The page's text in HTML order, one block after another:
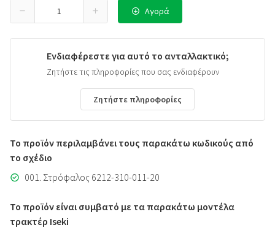
Αγορά
Ενδιαφέρεστε για αυτό το ανταλλακτικό;
Ζητήστε τις πληροφορίες που σας ενδιαφέρουν
Ζητήστε πληροφορίες
Το προϊόν περιλαμβάνει τους παρακάτω κωδικούς από
το σχέδιο
001. Στρόφαλος 6212-310-011-20
Το προϊόν είναι συμβατό με τα παρακάτω μοντέλα
τρακτέρ Iseki